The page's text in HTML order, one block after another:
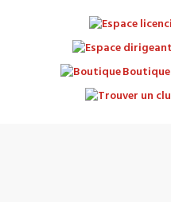
Boutique